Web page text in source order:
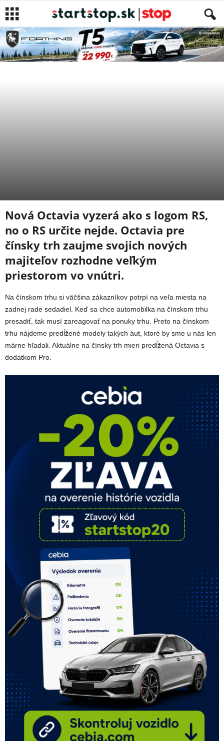
Nová Octavia vyzerá ako s logom RS,
no o RS určite nejde. Octavia pre
čínsky trh zaujme svojich nových
majiteľov rozhodne veľkým
priestorom vo vnútri.
Na čínskom trhu si väčšina zákazníkov potrpí na veľa miesta na
zadnej rade sedadiel. Keď sa chce automobilka na čínskom trhu
presadiť, tak musí zareagovať na ponuky trhu. Preto na čínskom
trhu nájdeme predĺžené modely takých áut, ktoré by sme u nás len
márne hľadali. Aktuálne na čínsky trh mieri predĺžená Octavia s
dodatkom Pro.